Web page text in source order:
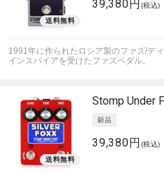
39,380円 (税込)
1991年に作られたロシア製のファズ/デ
インスパイアを受けたファズペダル。
Stomp Under
39,380円 (税込)